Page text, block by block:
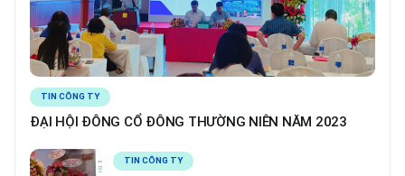
TIN CÔNG TY
ĐẠI HỘI ĐÔNG CỔ ĐÔNG THƯỜNG NIÊN NĂM 2023
TIN CÔNG TY